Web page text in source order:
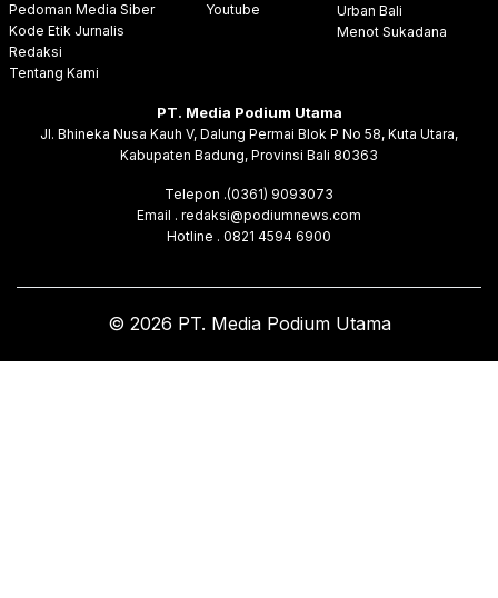
Pedoman Media Siber
Kode Etik Jurnalis
Redaksi
Tentang Kami
Youtube
Urban Bali
Menot Sukadana
PT. Media Podium Utama
Jl. Bhineka Nusa Kauh V, Dalung Permai Blok P No 58, Kuta Utara,
Kabupaten Badung, Provinsi Bali 80363
Telepon .(0361) 9093073
Email . redaksi@podiumnews.com
Hotline . 0821 4594 6900
© 2026 PT. Media Podium Utama